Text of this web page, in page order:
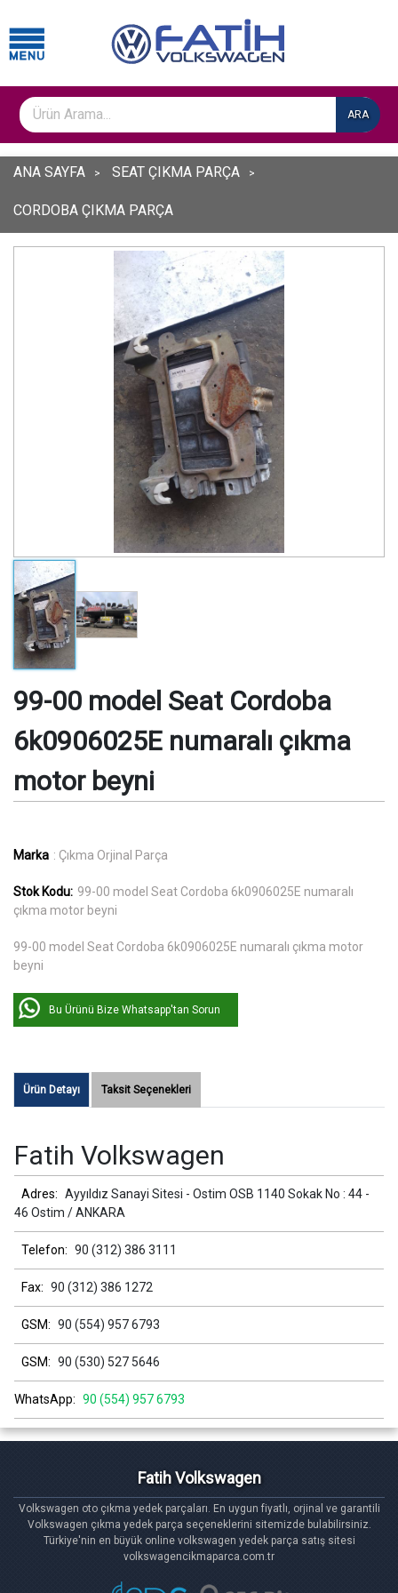
ARA
ANA SAYFA SEAT ÇIKMA PARÇA
CORDOBA ÇIKMA PARÇA
99-00 model Seat Cordoba
6k0906025E numaralı çıkma
motor beyni
Marka : Çıkma Orjinal Parça
Stok Kodu: 99-00 model Seat Cordoba 6k0906025E numaralı
çıkma motor beyni
99-00 model Seat Cordoba 6k0906025E numaralı çıkma motor
beyni
Bu Ürünü Bize Whatsapp'tan Sorun
Ürün Detayı Taksit Seçenekleri
Fatih Volkswagen
Adres: Ayyıldız Sanayi Sitesi - Ostim OSB 1140 Sokak No : 44 -
46 Ostim / ANKARA
Telefon: 90 (312) 386 3111
Fax: 90 (312) 386 1272
GSM: 90 (554) 957 6793
GSM: 90 (530) 527 5646
WhatsApp: 90 (554) 957 6793
Fatih Volkswagen
Volkswagen oto çıkma yedek parçaları. En uygun fiyatlı, orjinal ve garantili
Volkswagen çıkma yedek parça seçeneklerini sitemizde bulabilirsiniz.
Türkiye'nin en büyük online volkswagen yedek parça satış sitesi
volkswagencikmaparca.com.tr